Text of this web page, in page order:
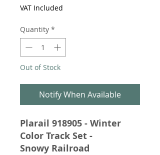
VAT Included
Quantity *
Out of Stock
Notify When Available
Plarail 918905 - Winter
Color Track Set -
Snowy Railroad